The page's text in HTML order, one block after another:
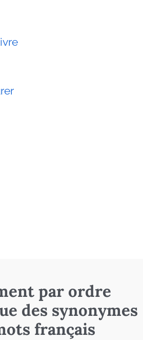
par ordre
des synonymes
français